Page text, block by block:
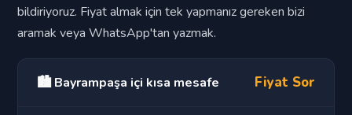
bildiriyoruz. Fiyat almak için tek yapmanız gereken bizi
aramak veya WhatsApp'tan yazmak.
🏙️ Bayrampaşa içi kısa mesafe Fiyat Sor